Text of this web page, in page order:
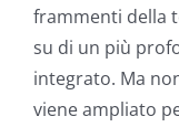
frammenti della
su di un più
integrato. Ma
viene ampliato